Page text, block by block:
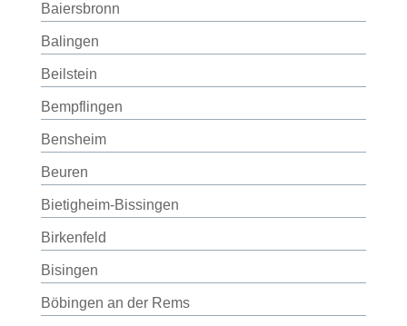
Baiersbronn
Balingen
Beilstein
Bempflingen
Bensheim
Beuren
Bietigheim-Bissingen
Birkenfeld
Bisingen
Böbingen an der Rems